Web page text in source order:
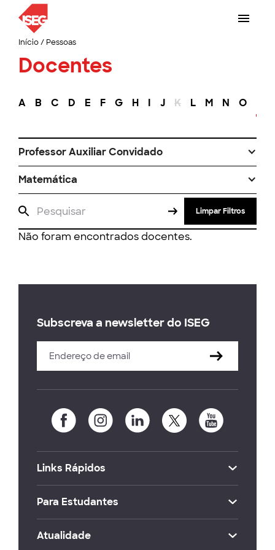
Início/ Pessoas
Docentes
A B C D E F G H I J K L M N O
Professor Auxiliar Convidado
Matemática
Limpar Filtros
Não foram encontrados docentes.
Subscreva a newsletter do ISEG
Links Rápidos
Para Estudantes
Atualidade